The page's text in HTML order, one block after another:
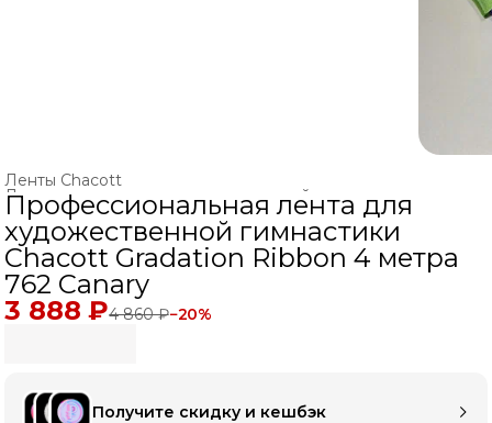
Ленты Chacott
Ленты и палочки для художественной гимнастики
ХУДОЖЕСТВЕННАЯ ГИМНАСТИКА ›
Главная ›
Профессиональная лента для
художественной гимнастики
Chacott Gradation Ribbon 4 метра
762 Canary
3 888 ₽4 860 ₽−20%
Получите скидку и кешбэк